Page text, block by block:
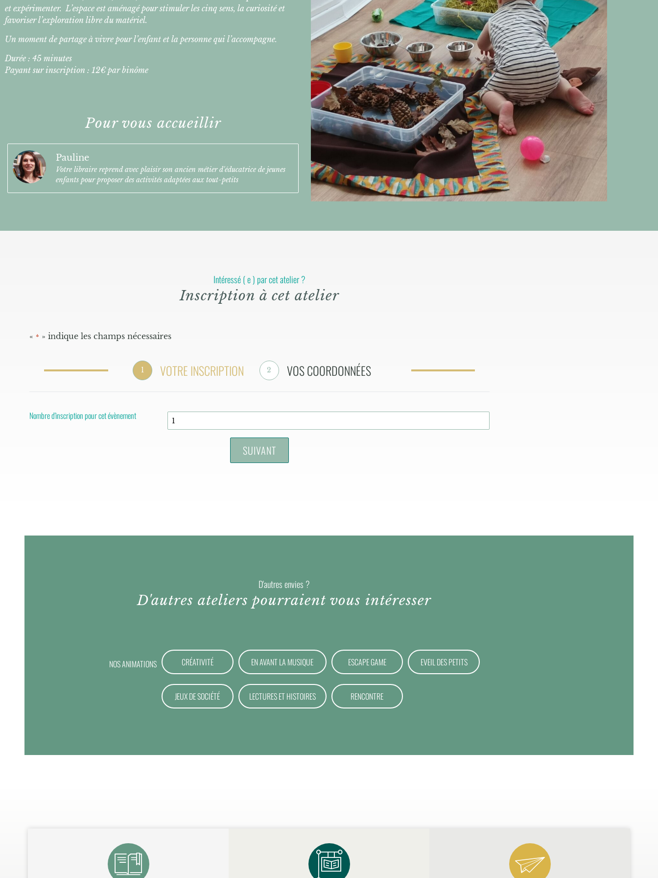
et expérimenter. L’espace est aménagé pour stimuler les cinq sens, la curiosité et
favoriser l’exploration libre du matériel.
Un moment de partage à vivre pour l’enfant et la personne qui l’accompagne.
Durée : 45 minutes
Payant sur inscription : 12€ par binôme
Pour vous accueillir
Pauline
Votre libraire reprend avec plaisir son ancien métier d'éducatrice de jeunes
enfants pour proposer des activités adaptées aux tout-petits
Intéressé ( e ) par cet atelier ?
Inscription à cet atelier
« * » indique les champs nécessaires
1 VOTRE INSCRIPTION 2 VOS COORDONNÉES
Nombre d'inscription pour cet évènement
D'autres envies ?
D'autres ateliers pourraient vous intéresser
NOS ANIMATIONS CRÉATIVITÉ EN AVANT LA MUSIQUE ESCAPE GAME EVEIL DES PETITS
JEUX DE SOCIÉTÉ LECTURES ET HISTOIRES RENCONTRE